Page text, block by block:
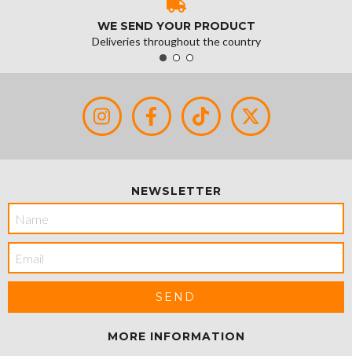
WE SEND YOUR PRODUCT
Deliveries throughout the country
NEWSLETTER
MORE INFORMATION